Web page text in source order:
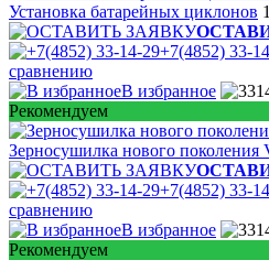
Установка батарейных циклонов
+7(4852) 33-
сравнению
В избранное
Рекомендуем
Зерносушилка нового поколения
+7(4852) 33-
сравнению
В избранное
Рекомендуем